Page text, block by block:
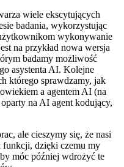
wiele ekscytujących
badania, wykorzystując
wykonywanie
na przykład nowa wersja
badamy możliwość
asystenta AI. Kolejne
którego sprawdzamy, jak
a agentem AI (na
na AI agent kodujący,
ale cieszymy się, że nasi
funkcji, dzięki czemu my
móc później wdrożyć te